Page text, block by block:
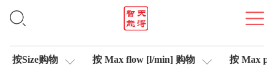
位移传感器
按Size购物 按 Max flow [l/min] 购物 按 Max